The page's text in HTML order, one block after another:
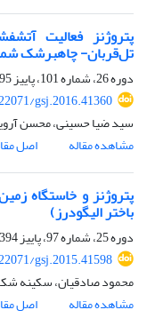
پتروژنز فعالیت
تل‌قربان- چاه‎برشک شمال شهربابک، کرمان- ایران
دوره 26، شماره 101، پاییز 1395، صفحه
gsj.2016.41360
سید ضیا حسینی، محسن
مشاهده مقاله
اصل
پتروژنز و خاستگاه
باختر الیگودرز)
دوره 25، شماره 97، پاییز 1394، صفحه
gsj.2015.41598
محمود صادقیان، سکینه
مشاهده مقاله
اصل